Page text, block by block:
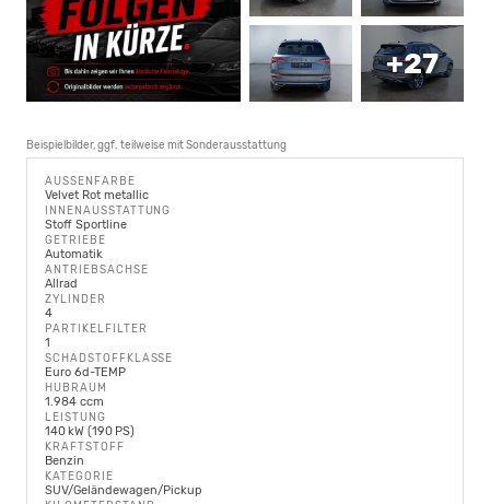
+27
Beispielbilder, ggf. teilweise mit Sonderausstattung
AUSSENFARBE
Velvet Rot metallic
INNENAUSSTATTUNG
Stoff Sportline
GETRIEBE
Automatik
ANTRIEBSACHSE
Allrad
ZYLINDER
4
PARTIKELFILTER
1
SCHADSTOFFKLASSE
Euro 6d-TEMP
HUBRAUM
1.984 ccm
LEISTUNG
140 kW (190 PS)
KRAFTSTOFF
Benzin
KATEGORIE
SUV/Geländewagen/Pickup